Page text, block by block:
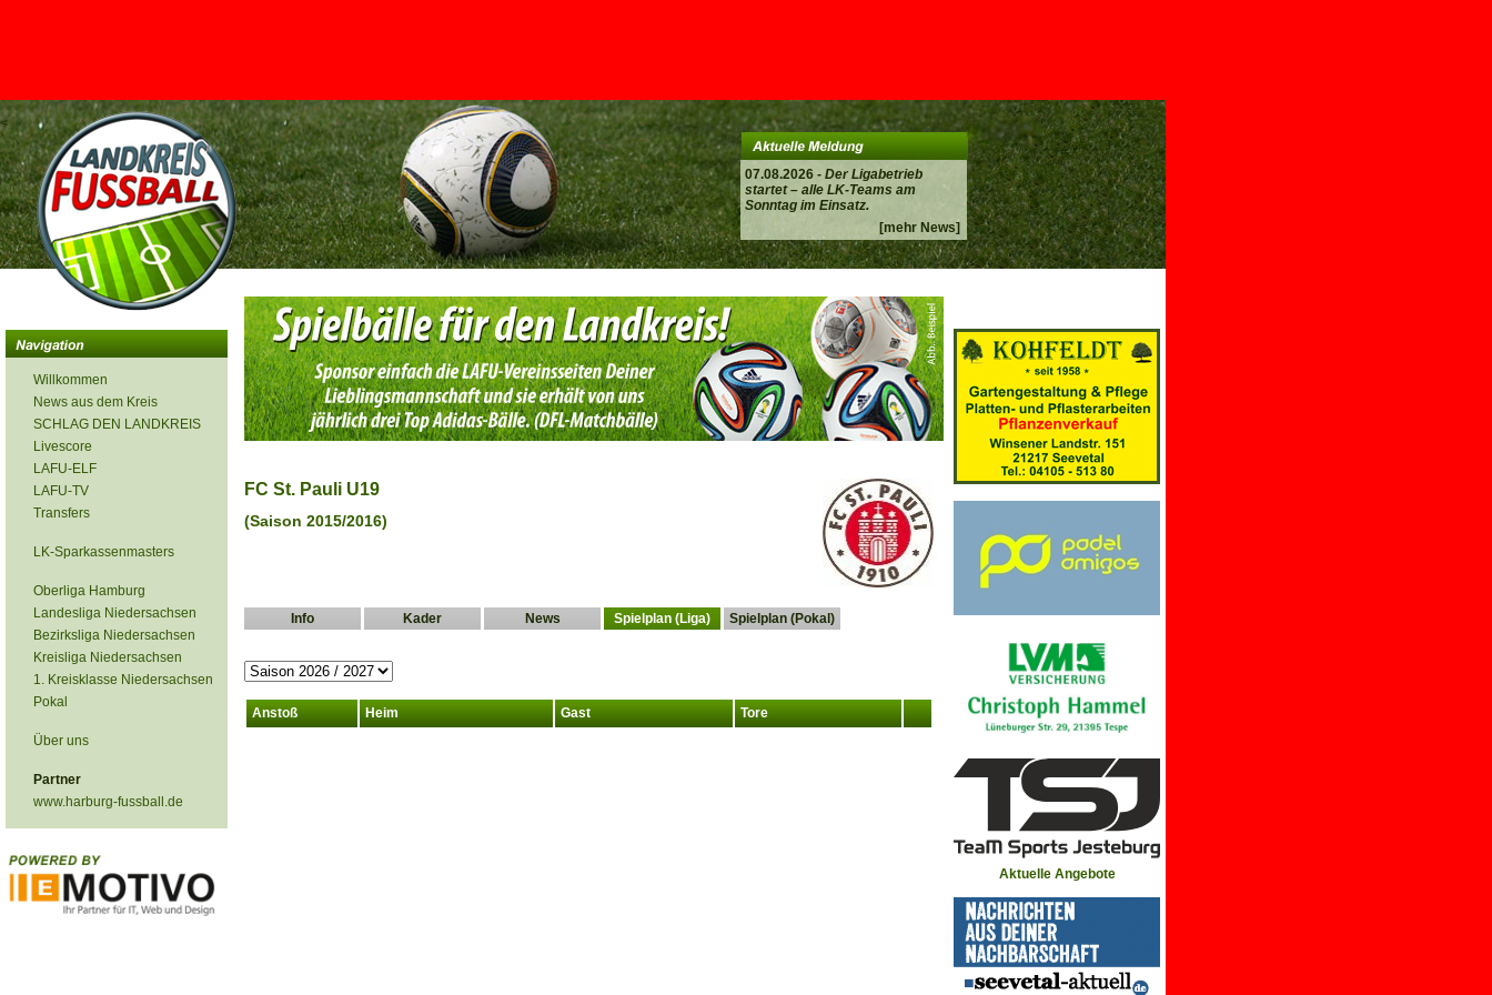
07.08.2026 - Der Ligabetrieb
startet – alle LK-Teams am
Sonntag im Einsatz.
[mehr News]
<
Willkommen
News aus dem Kreis
SCHLAG DEN LANDKREIS
Livescore
LAFU-ELF
LAFU-TV
Transfers
LK-Sparkassenmasters
Oberliga Hamburg
Landesliga Niedersachsen
Bezirksliga Niedersachsen
Kreisliga Niedersachsen
1. Kreisklasse Niedersachsen
Pokal
Über uns
Partner
www.harburg-fussball.de
FC St. Pauli U19
(Saison 2015/2016)
Info Kader News Spielplan (Liga) Spielplan (Pokal)
Anstoß Heim Gast Tore
Aktuelle Angebote